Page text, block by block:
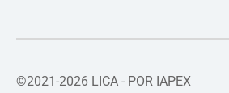
©2021-2026 LICA - POR IAPEX